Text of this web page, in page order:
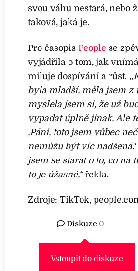
svou váhu nestará, nebo
taková, jaká je.
Pro časopisPeople se
vyjádřila o tom, jak
miluje dospívání a růst.
byla mladší, měla jsem z
myslela jsem si, že už
vypadat úplně jinak. Ale
‚Páni, toto jsem vůbec
nemůžu být víc nadšená.‘
jsem se starat o to, co na
to je úžasné,“řekla.
Zdroje: TikTok,
Diskuze 0
Vstoupit do diskuze